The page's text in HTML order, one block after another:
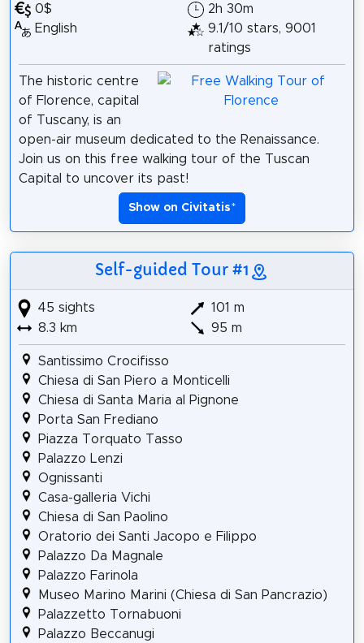
0$
English
2h 30m
9.1/10 stars, 9001
ratings
The historic centre
of Florence, capital
of Tuscany, is an
open-air museum dedicated to the Renaissance.
Join us on this free walking tour of the Tuscan
Capital to uncover its past!
Show on Civitatis*
Self-guided Tour #1
45 sights
8.3 km
101 m
95 m
Santissimo Crocifisso
Chiesa di San Piero a Monticelli
Chiesa di Santa Maria al Pignone
Porta San Frediano
Piazza Torquato Tasso
Palazzo Lenzi
Ognissanti
Casa-galleria Vichi
Chiesa di San Paolino
Oratorio dei Santi Jacopo e Filippo
Palazzo Da Magnale
Palazzo Farinola
Museo Marino Marini (Chiesa di San Pancrazio)
Palazzetto Tornabuoni
Palazzo Beccanugi